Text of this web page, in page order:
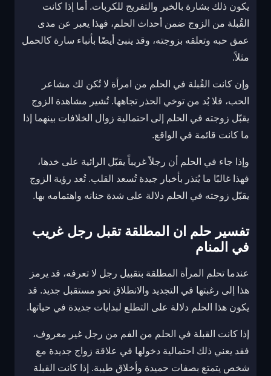
يكون ذلك بشارة بالخير والتفريج للكربات. أما إذا كانت
القُبلة من الزوج ضمن أحداث الحلم، فهذا يعبر عن مدى
عمق حبه وتعلقه بزوجته، وقد ينبئ أيضًا بأنباء سارة كالحمل
مثلاً.
وإن كانت القُبلة في الحلم من امرأة لا تُكن لك مشاعر
الحب، فلا بُد من توخي الحذر تجاهها. تُشير مشاهدة الزوج
يقبّل زوجته في الحلم إلى احتمالية زوال الخلافات بينهما إذا
ما كانت قائمة في الواقع.
وإذا جاء في الحلم أن رجلاً غريباً يقبّل الرائية على خدها،
فهذا غالبًا ما يُنذر بأخبار جيدة تُسعد القلب. تُعد رؤية الزوج
يقبّل زوجته في الحلم دلالة على شدة حنانه واهتمامه بها.
تفسير حلم ان المطلقة تقبل رجل غريب
في المنام
عندما تحلم المرأة المطلقة بتقبيل رجل لا تعرفه، قد يرمز
هذا إلى رغبتها في التجديد والانطلاق نحو مستقبل جديد. قد
يكون هذا الحلم دلالة على التطلع لبدايات جديدة في حياتها.
إذا كانت القبلة في الحلم من الفم من رجل غير معروف،
فقد يعني ذلك احتمالية دخولها في علاقة زواج جديدة مع
شخص يتمتع بصفات حميدة وأخلاق طيبة. إذا كانت القبلة